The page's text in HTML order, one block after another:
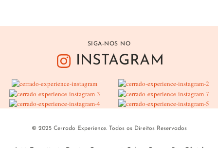
SIGA-NOS NO
INSTAGRAM
© 2025 Cerrado Experience. Todos os Direitos Reservados